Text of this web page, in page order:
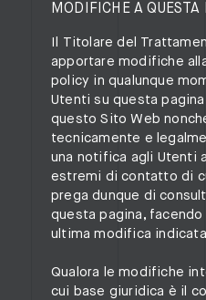
MODIFICHE A QUESTA
Il Titolare del
apportare modifiche
policy in qualunque
Utenti su questa
questo Sito Web
tecnicamente e
una notifica agli Utenti
estremi di contatto di
prega dunque di
questa pagina,
ultima modifica
Qualora le modifiche
cui base giuridica è il